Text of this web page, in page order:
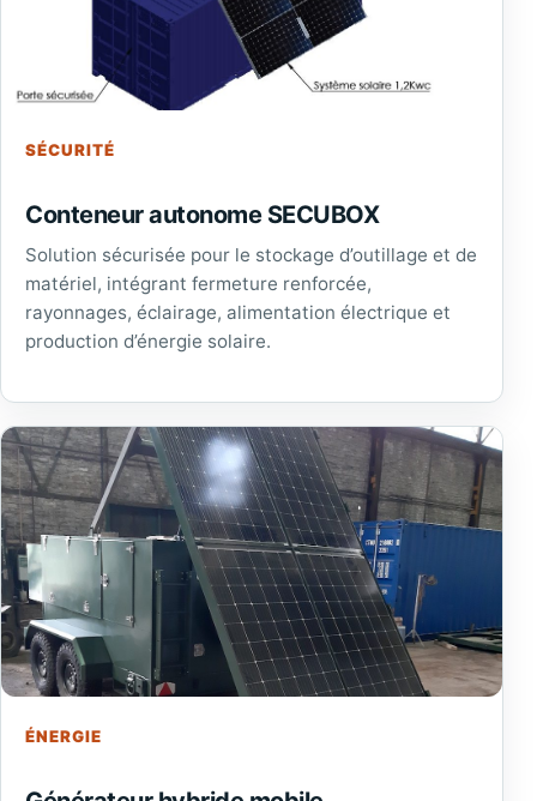
SÉCURITÉ
Conteneur autonome SECUBOX
Solution sécurisée pour le stockage d’outillage et de
matériel, intégrant fermeture renforcée,
rayonnages, éclairage, alimentation électrique et
production d’énergie solaire.
ÉNERGIE